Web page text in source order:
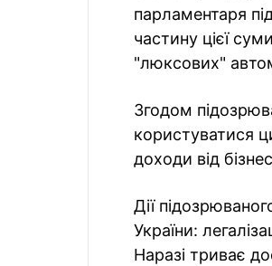
парламентаря
частину цієї
"люксових"
Згодом
користуватися
доходи від
Дії
України:
Наразі триває